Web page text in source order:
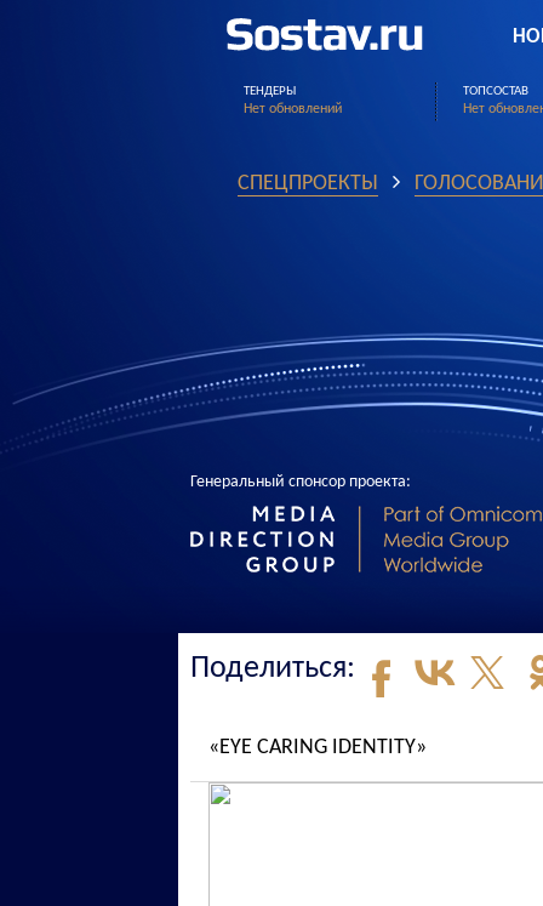
ТЕНДЕРЫ
Нет обновлений
ТОПСОСТАВ
Нет
СПЕЦПРОЕКТЫ
Генеральный спонсор проекта:
Поделиться:
«EYE CARING IDENTITY»